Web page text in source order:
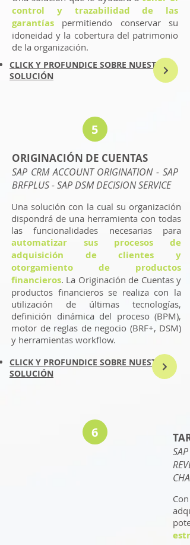
control y trazabilidad de las
garantías permitiendo conservar su
idoneidad y la cobertura del patrimonio
de la organización.
CLICK Y PROFUNDICE SOBRE NUESTRA
SOLUCIÓN
5
ORIGINACIÓN DE CUENTAS
SAP CRM ACCOUNT ORIGINATION - SAP
BRFPLUS - SAP DSM DECISION SERVICE
Una solución con la cual su organización
dispondrá de una herramienta con todas
las funcionalidades necesarias para
automatizar sus procesos de
adquisición de clientes y
otorgamiento de productos
financieros. La Originación de Cuentas y
productos financieros se realiza con la
utilización de últimas tecnologías,
definición dinámica del proceso (BPM),
motor de reglas de negocio (BRF+, DSM)
y herramientas workflow.
CLICK Y PROFUNDICE SOBRE NUESTRA
SOLUCIÓN
6